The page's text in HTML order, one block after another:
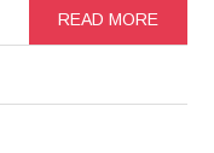
READ MORE